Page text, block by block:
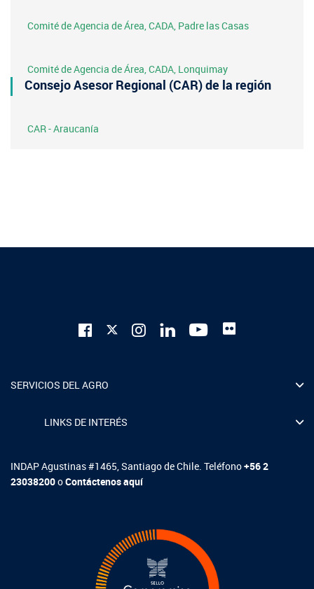
Comité de Agencia de Área, CADA, Padre las Casas
Comité de Agencia de Área, CADA, Lonquimay
Consejo Asesor Regional (CAR) de la región
CAR - Araucanía
SERVICIOS DEL AGRO
LINKS DE INTERÉS
INDAP Agustinas #1465, Santiago de Chile. Teléfono+56 2
23038200oContáctenos aquí